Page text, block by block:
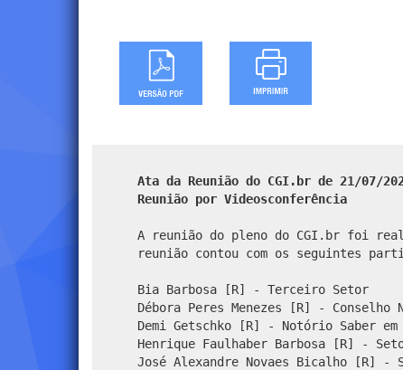
Ata da Reunião do CGI.br de 21/07/
Reunião por Videosconferência
A reunião do pleno do CGI.br foi
reunião contou com os seguintes
Bia Barbosa [R] - Terceiro Setor
Débora Peres Menezes [R] -
Demi Getschko [R] - Notório Saber
Henrique Faulhaber Barbosa [R] -
José Alexandre Novaes Bicalho [R] -